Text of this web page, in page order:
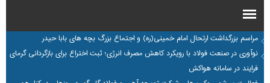
مراسم بزرگداشت ارتحال امام خمینی(ره) و اجتماع بزرگ بچه های بابا حیدر
نوآوری در صنعت فولاد با رویکرد کاهش مصرف انرژی؛ ثبت اختراع برای بازگردانی گرمای
فرایند در سامانه هواکش